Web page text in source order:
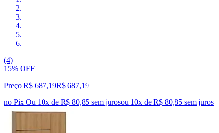
(4)
15% OFF
Preço R$ 687,19R$ 687,19
no Pix Ou 10x de R$ 80,85 sem jurosou 10x de R$ 80,85 sem juros